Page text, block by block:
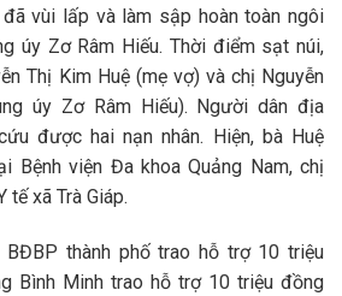
vùi lấp và làm sập hoàn toàn ngôi
úy Zơ Râm Hiếu. Thời điểm sạt núi,
Thị Kim Huệ (mẹ vợ) và chị Nguyễn
úy Zơ Râm Hiếu). Người dân địa
được hai nạn nhân. Hiện, bà Huệ
Bệnh viện Đa khoa Quảng Nam, chị
tế xã Trà Giáp.
BĐBP thành phố trao hỗ trợ 10 triệu
Bình Minh trao hỗ trợ 10 triệu đồng